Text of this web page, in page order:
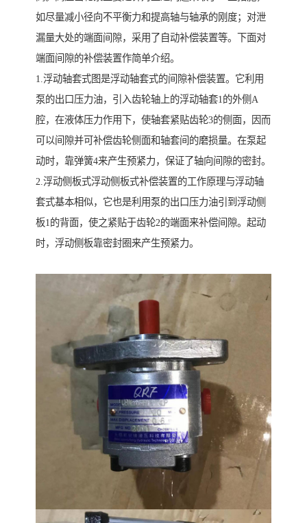
如尽量减小径向不平衡力和提高轴与轴承的刚度；对泄
漏量大处的端面间隙，采用了自动补偿装置等。下面对
端面间隙的补偿装置作简单介绍。
1.浮动轴套式图是浮动轴套式的间隙补偿装置。它利用
泵的出口压力油，引入齿轮轴上的浮动轴套1的外侧A
腔，在液体压力作用下，使轴套紧贴齿轮3的侧面，因而
可以间隙并可补偿齿轮侧面和轴套间的磨损量。在泵起
动时，靠弹簧4来产生预紧力，保证了轴向间隙的密封。
2.浮动侧板式浮动侧板式补偿装置的工作原理与浮动轴
套式基本相似，它也是利用泵的出口压力油引到浮动侧
板1的背面，使之紧贴于齿轮2的端面来补偿间隙。起动
时，浮动侧板靠密封圈来产生预紧力。